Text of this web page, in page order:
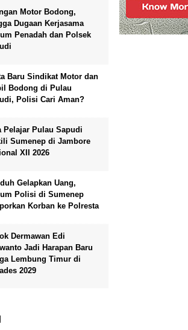
Denpasar Dukung
dalam
Motor Bodong,
Dugaan Kerjasama
Penadah dan Polsek
Baru Sindikat Motor dan
Bodong di Pulau
Polisi Cari Aman?
Pelajar Pulau Sapudi
Sumenep di Jambore
XII 2026
Gelapkan Uang,
Polisi di Sumenep
Korban ke Polresta
Dermawan Edi
Jadi Harapan Baru
Lembung Timur di
2029